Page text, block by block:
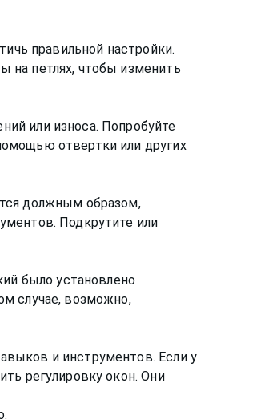
правильной настройки.
на петлях, чтобы изменить
или износа. Попробуйте
отвертки или других
должным образом,
Подкрутите или
было установлено
случае, возможно,
и инструментов. Если у
регулировку окон. Они